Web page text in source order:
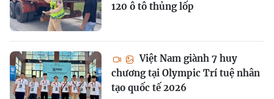
120 ô tô thủng lốp
Việt Nam giành 7 huy
chương tại Olympic Trí tuệ nhân
tạo quốc tế 2026